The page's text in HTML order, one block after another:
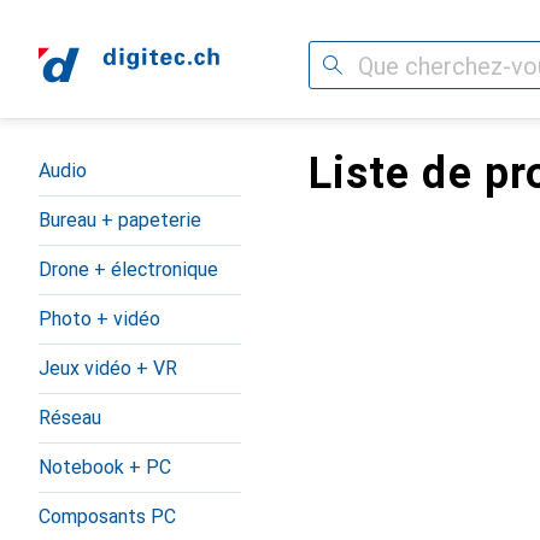
Recherche
Navigation par catégorie
Audio
Bureau + papeterie
Drone + électronique
Photo + vidéo
Jeux vidéo + VR
Réseau
Notebook + PC
Composants PC
Liste de